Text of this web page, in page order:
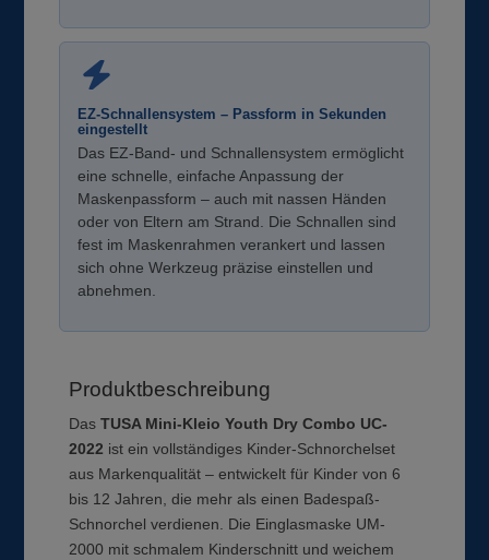
EZ-Schnallensystem – Passform in Sekunden
eingestellt
Das EZ-Band- und Schnallensystem ermöglicht
eine schnelle, einfache Anpassung der
Maskenpassform – auch mit nassen Händen
oder von Eltern am Strand. Die Schnallen sind
fest im Maskenrahmen verankert und lassen
sich ohne Werkzeug präzise einstellen und
abnehmen.
Produktbeschreibung
DasTUSA Mini-Kleio Youth Dry Combo UC-
2022 ist ein vollständiges Kinder-Schnorchelset
aus Markenqualität – entwickelt für Kinder von 6
bis 12 Jahren, die mehr als einen Badespaß-
Schnorchel verdienen. Die Einglasmaske UM-
2000 mit schmalem Kinderschnitt und weichem